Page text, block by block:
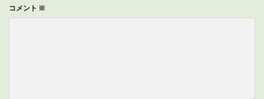
コメント ※